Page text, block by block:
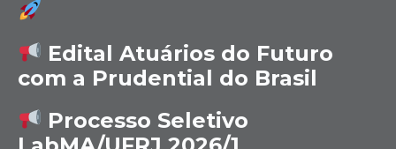
Edital Atuários do Futuro
com a Prudential do Brasil
Processo Seletivo